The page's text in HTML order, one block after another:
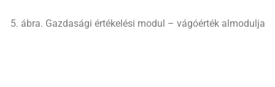
5. ábra. Gazdasági értékelési modul – vágóérték almodulja